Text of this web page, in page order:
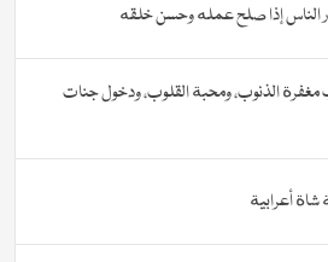
الناس إذا صلح عمله وحسن خلقه
الذنوب، ومحبة القلوب، ودخول جنات
شاة أعرابية